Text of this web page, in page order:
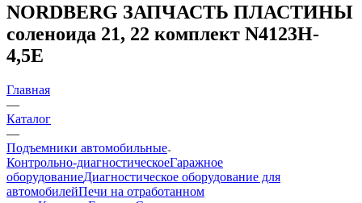
NORDBERG ЗАПЧАСТЬ ПЛАСТИНЫ
соленоида 21, 22 комплект N4123H-
4,5E
Главная
—
Каталог
—
Подъемники автомобильные
Контрольно-диагностическоеГаражное
оборудованиеДиагностическое оборудование для
автомобилейПечи на отработанном